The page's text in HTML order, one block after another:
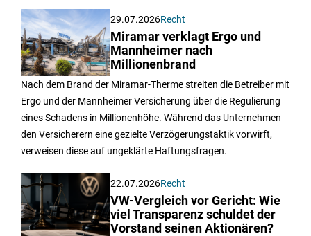
29.07.2026Recht
Miramar verklagt Ergo und
Mannheimer nach
Millionenbrand
Nach dem Brand der Miramar-Therme streiten die Betreiber mit
Ergo und der Mannheimer Versicherung über die Regulierung
eines Schadens in Millionenhöhe. Während das Unternehmen
den Versicherern eine gezielte Verzögerungstaktik vorwirft,
verweisen diese auf ungeklärte Haftungsfragen.
22.07.2026Recht
VW-Vergleich vor Gericht: Wie
viel Transparenz schuldet der
Vorstand seinen Aktionären?